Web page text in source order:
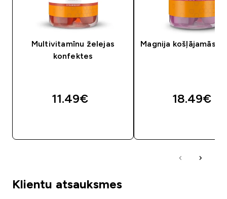
Multivitamīnu želejas
konfektes
11.49€‎
Magnija košļājamās
18.49€‎
Klientu atsauksmes